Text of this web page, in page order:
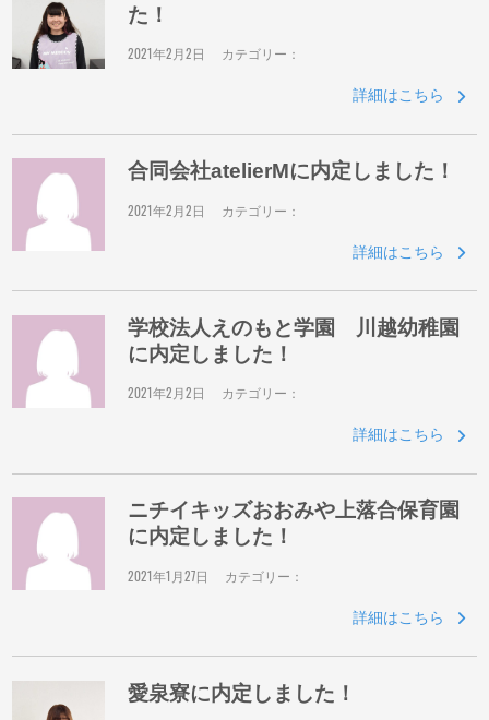
た！
2021年2月2日 カテゴリー：
詳細はこちら
合同会社atelierMに内定しました！
2021年2月2日 カテゴリー：
詳細はこちら
学校法人えのもと学園 川越幼稚園
に内定しました！
2021年2月2日 カテゴリー：
詳細はこちら
ニチイキッズおおみや上落合保育園
に内定しました！
2021年1月27日 カテゴリー：
詳細はこちら
愛泉寮に内定しました！